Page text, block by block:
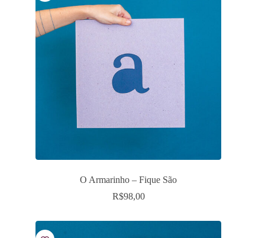
O Armarinho – Fique São
R$98,00